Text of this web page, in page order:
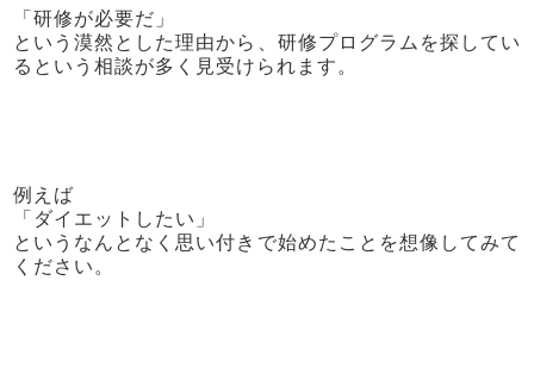
「研修が必要だ」
という漠然とした理由から、研修プログラムを探してい
るという相談が多く見受けられます。
例えば
「ダイエットしたい」
というなんとなく思い付きで始めたことを想像してみて
ください。